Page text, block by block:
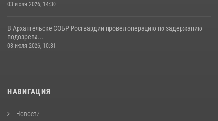
03 июля 2026, 14:30
В Архангельске СОБР Росгвардии провел операцию по задержанию
подозрева...
03 июля 2026, 10:31
НАВИГАЦИЯ
Новости